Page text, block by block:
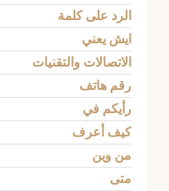
الرد على كلمة
ايش يعني
الاتصالات والتقنيات
رقم هاتف
رأيكم في
كيف أعرف
من وين
متى